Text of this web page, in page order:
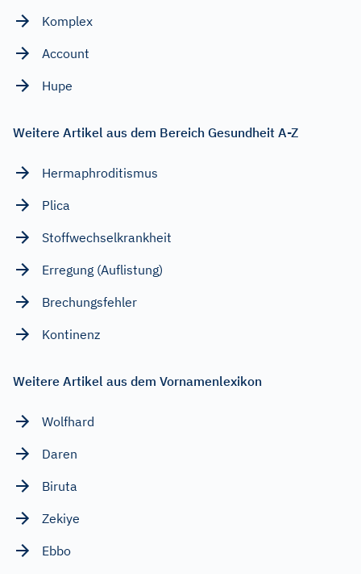
Komplex
Account
Hupe
Weitere Artikel aus dem Bereich Gesundheit A-Z
Hermaphroditismus
Plica
Stoffwechselkrankheit
Erregung (Auflistung)
Brechungsfehler
Kontinenz
Weitere Artikel aus dem Vornamenlexikon
Wolfhard
Daren
Biruta
Zekiye
Ebbo